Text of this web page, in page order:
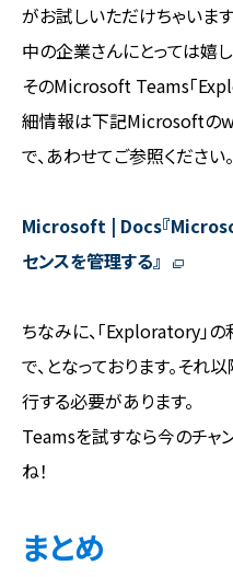
がお試しいただけちゃいま
中の企業さんにとっては嬉し
そのMicrosoft Teams「
細情報は下記Microsoftの
で、あわせてご参照ください。
Microsoft | Docs『
センスを管理する』
ちなみに、「Exploratory」
で、となっております。それ
行する必要があります。
Teamsを試すなら今のチャ
ね！
まとめ